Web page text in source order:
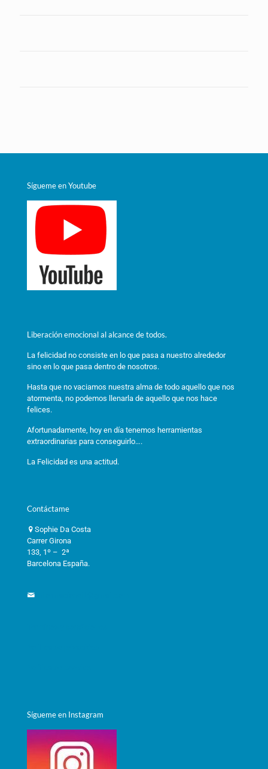
Sígueme en Youtube
Liberación emocional al alcance de todos.
La felicidad no consiste en lo que pasa a nuestro alrededor
sino en lo que pasa dentro de nosotros.
Hasta que no vaciamos nuestra alma de todo aquello que nos
atormenta, no podemos llenarla de aquello que nos hace
felices.
Afortunadamente, hoy en día tenemos herramientas
extraordinarias para conseguirlo….
La Felicidad es una actitud.
Contáctame
Sophie Da Costa
Carrer Girona
133, 1º – 2ª
Barcelona España.
Sígueme en Instagram